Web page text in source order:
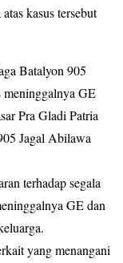
kasus tersebut
Batalyon 905
meninggalnya GE
Pra Gladi Patria
Jagal Abilawa
terhadap segala
GE dan
yang menangani